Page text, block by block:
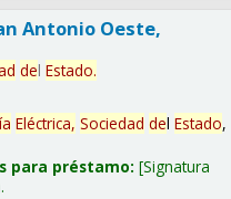
Antonio Oeste,
del Estado.
Eléctrica, Sociedad del Estado,
para préstamo: Signatura